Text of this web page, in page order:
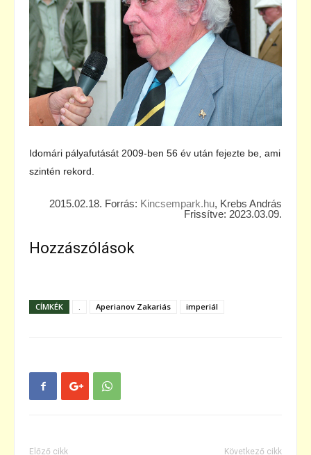
Idomári pályafutását 2009-ben 56 év után fejezte be, ami
szintén rekord.
2015.02.18. Forrás: Kincsempark.hu, Krebs András
Frissítve: 2023.03.09.
Hozzászólások
CÍMKÉK . Aperianov Zakariás imperiál
Előző cikk Következő cikk